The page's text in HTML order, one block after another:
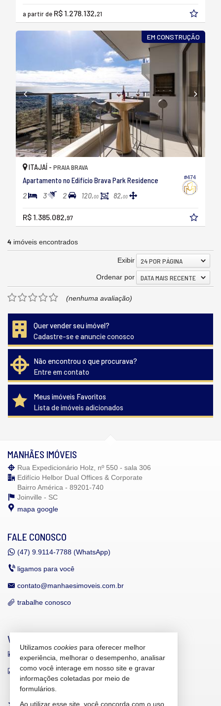
a partir de R$ 1.278.132,21
EM CONSTRUÇÃO
#474
ITAJAÍ - PRAIA BRAVA
Apartamento no Edifício Brava Park Residence
2 3 2 120,00 82,00
R$ 1.385.082,97
4 imóveis encontrados
Exibir 24 POR PÁGINA
Ordenar por DATA MAIS RECENTE
(nenhuma avaliação)
Quer vender seu imóvel?
Cadastre-se e anuncie conosco
Não encontrou o que procurava?
Entre em contato
Meus imóveis Favoritos
Lista de imóveis adicionados
MANHÃES IMÓVEIS
Rua Expedicionário Holz, nº 550 - sala 306
Edifício Helbor Dual Offices & Corporate
Bairro América - 89201-740
Joinville - SC
mapa google
FALE CONOSCO
(47) 9.9114-7788 (WhatsApp)
ligamos para você
contato@manhaesimoveis.com.br
trabalhe conosco
VEJA MAIS
receba nosso newsletter
indicadores financeiros
cadastre seu imóvel
Utilizamos cookies para oferecer melhor
experiência, melhorar o desempenho, analisar
como você interage em nosso site e gravar
informações coletadas por meio de
formulários.
Ao utilizar esse site, você concorda com o uso